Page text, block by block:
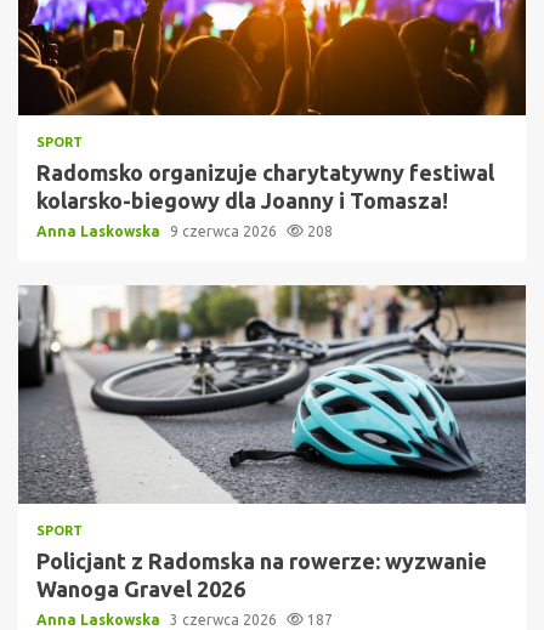
SPORT
Radomsko organizuje charytatywny festiwal
kolarsko-biegowy dla Joanny i Tomasza!
Anna Laskowska 9 czerwca 2026 208
SPORT
Policjant z Radomska na rowerze: wyzwanie
Wanoga Gravel 2026
Anna Laskowska 3 czerwca 2026 187